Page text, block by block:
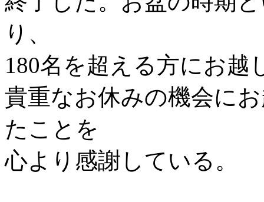
り、
180名を超える方にお越
貴重なお休みの機会に
たことを
心より感謝している。